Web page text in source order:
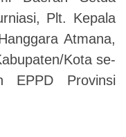
Plt. Kepala
Atmana,
Kota se-
EPPD Provinsi